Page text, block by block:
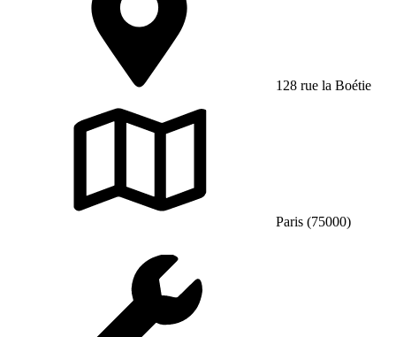
128 rue la Boétie
Paris (75000)